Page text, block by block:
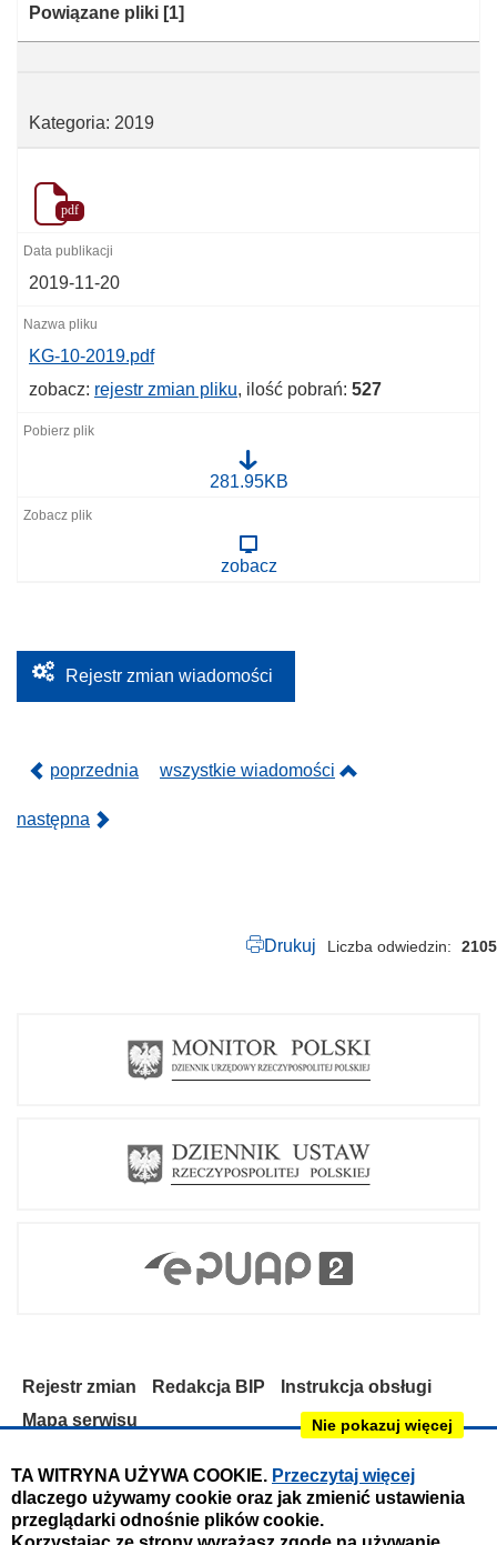
TA WITRYNA UŻYWA COOKIE. Przeczytaj więcej
dlaczego używamy cookie oraz jak zmienić ustawienia
przeglądarki odnośnie plików cookie.
Nie pokazuj więcej
Kategoria:
Powiązane pliki [1]
Kategoria: 2019
pdf
2019-11-20
KG-10-2019.pdf
zobacz: rejestr zmian pliku, ilość pobrań: 527
-
p
281.95KB
zobacz
Rejestr zmian wiadomości
poprzednia wszystkie wiadomości
następna
Drukuj Liczba odwiedzin 2105
Rejestr zmian Redakcja BIP
Instrukcja obsługi
Mapa serwisu
Obsługa i nadzór techniczny:
IntraCOM.pl